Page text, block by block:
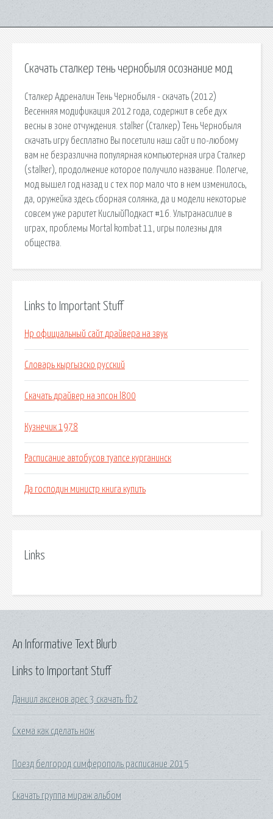
Скачать сталкер тень чернобыля осознание мод
Сталкер Адреналин Тень Чернобыля - скачать (2012)
Весенняя модификация 2012 года, содержит в себе дух
весны в зоне отчуждения. stalker (Сталкер) Тень Чернобыля
скачать игру бесплатно Вы посетили наш сайт и по-любому
вам не безразлична популярная компьютерная игра Сталкер
(stalker), продолжение которое получило название. Полегче,
мод вышел год назад и с тех пор мало что в нем изменилось,
да, оружейка здесь сборная солянка, да и модели некоторые
совсем уже раритет КислыйПодкаст #16. Ультранасилие в
играх, проблемы Mortal kombat 11, игры полезны для
общества.
Links to Important Stuff
Hp официальный сайт драйвера на звук
Словарь кыргызско русский
Скачать драйвер на эпсон l800
Кузнечик 1978
Расписание автобусов туапсе курганинск
Да господин министр книга купить
Links
Links to Important Stuff
Даниил аксенов арес 3 скачать fb2
Схема как сделать нож
Поезд белгород симферополь расписание 2015
Скачать группа мираж альбом
An Informative Text Blurb